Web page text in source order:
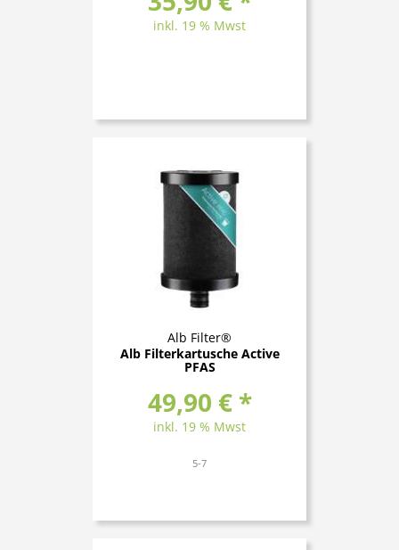
inkl. 19 % Mwst
Alb Filter®
Alb Filterkartusche Active
PFAS
49,90 € *
inkl. 19 % Mwst
5-7